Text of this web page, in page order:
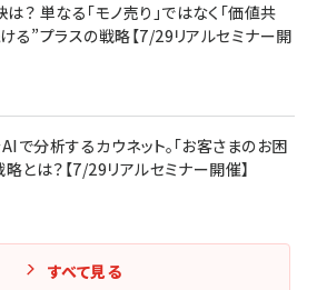
？ 単なる「モノ売り」ではなく「価値共
る”プラスの戦略【7/29リアルセミナー開
分析するカウネット。「お客さまのお困
とは？【7/29リアルセミナー開催】
すべて見る